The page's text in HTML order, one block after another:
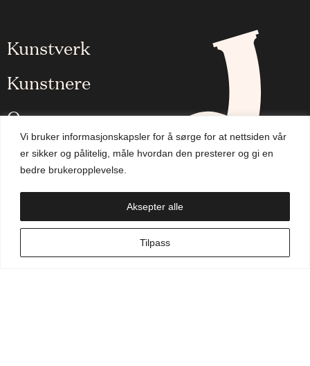
Vi bruker informasjonskapsler for å sørge for at nettsiden vår
er sikker og pålitelig, måle hvordan den presterer og gi en
bedre brukeropplevelse.
Tilpass
Aksepter alle
Kunstverk
Kunstnere
Om oss
Aktuelt
Handlekurv
NO